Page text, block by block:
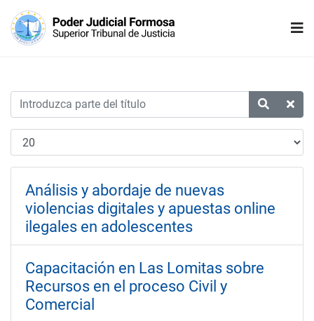
Análisis y abordaje de nuevas
violencias digitales y apuestas online
ilegales en adolescentes
Capacitación en Las Lomitas sobre
Recursos en el proceso Civil y
Comercial